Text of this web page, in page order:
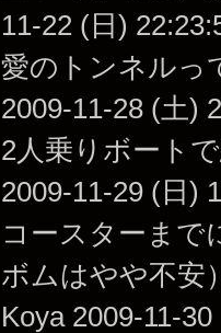
11-22 (日)
愛のトンネルっ
2009-11-28 (土)
2人乗りボート
2009-11-29 (日)
コースターまで
ボムはやや不安
Koya 2009-11-